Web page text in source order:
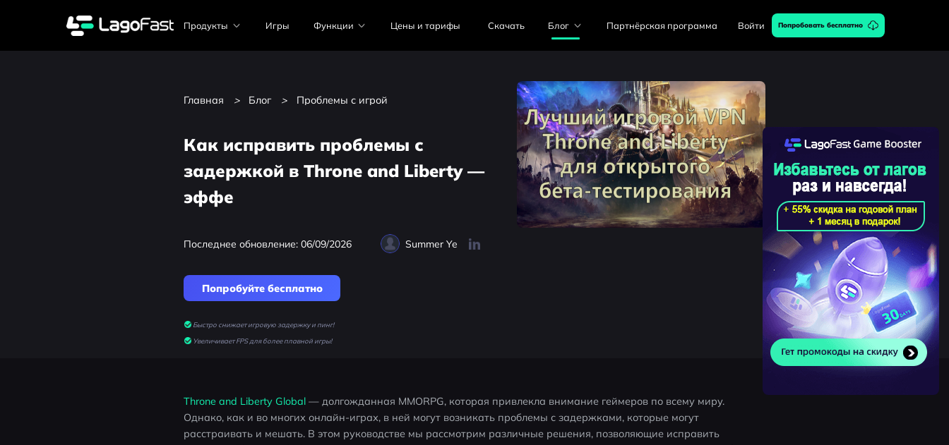
Продукты Игры Функции Цены и тарифы Скачать Блог Партнёрская программа Войти Попробовать бесплатно
Главная > Блог > Проблемы с игрой
Как исправить проблемы с
задержкой в Throne and Liberty —
эффе
Последнее обновление: 06/09/2026 Summer Ye
Попробуйте бесплатно
Быстро снижает игровую задержку и пинг!
Увеличивает FPS для более плавной игры!
Throne and Liberty Global — долгожданная MMORPG, которая привлекла внимание геймеров по всему миру.
Однако, как и во многих онлайн-играх, в ней могут возникать проблемы с задержками, которые могут
расстраивать и мешать. В этом руководстве мы рассмотрим различные решения, позволяющие исправить